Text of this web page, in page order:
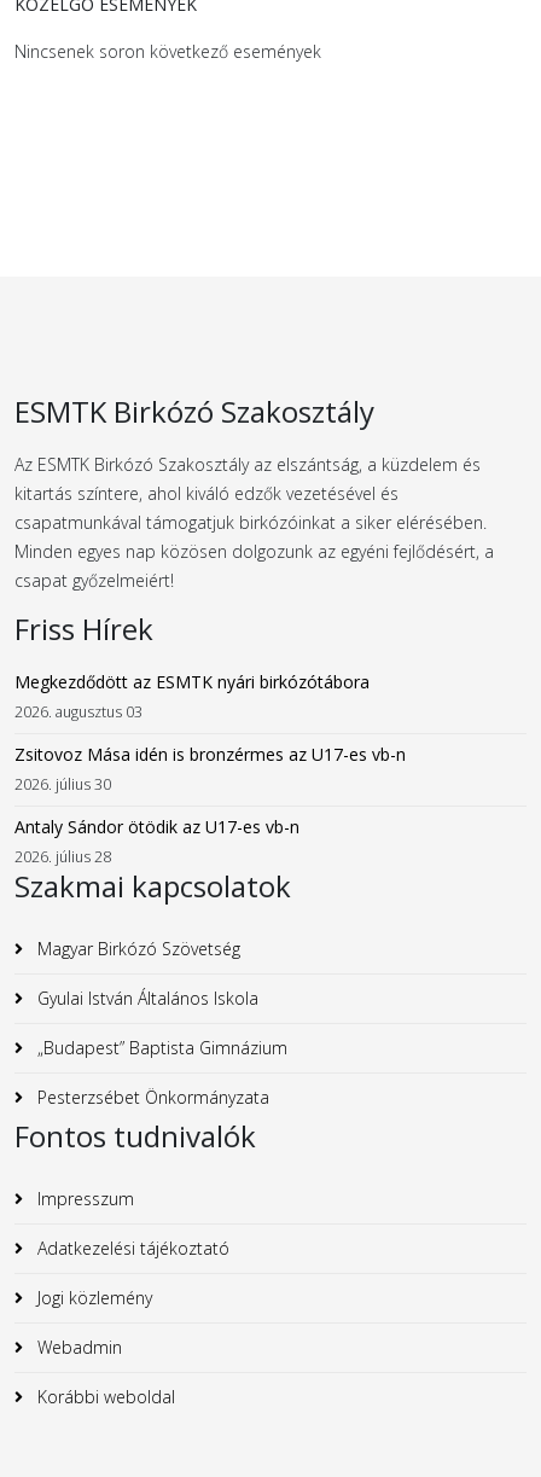
Nincsenek soron következő események
ESMTK Birkózó Szakosztály
Az ESMTK Birkózó Szakosztály az elszántság, a küzdelem és
kitartás színtere, ahol kiváló edzők vezetésével és
csapatmunkával támogatjuk birkózóinkat a siker elérésében.
Minden egyes nap közösen dolgozunk az egyéni fejlődésért, a
csapat győzelmeiért!
Friss Hírek
Megkezdődött az ESMTK nyári birkózótábora
2026. augusztus 03
Zsitovoz Mása idén is bronzérmes az U17-es vb-n
2026. július 30
Antaly Sándor ötödik az U17-es vb-n
2026. július 28
Szakmai kapcsolatok
Magyar Birkózó Szövetség
Gyulai István Általános Iskola
„Budapest” Baptista Gimnázium
Pesterzsébet Önkormányzata
Fontos tudnivalók
Impresszum
Adatkezelési tájékoztató
Jogi közlemény
Webadmin
Korábbi weboldal